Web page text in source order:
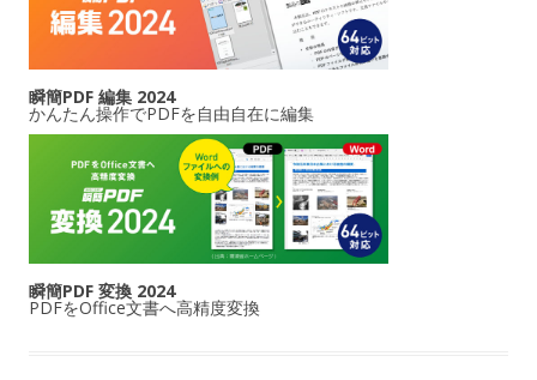
瞬簡PDF 編集 2024
かんたん操作でPDFを自由自在に編集
瞬簡PDF 変換 2024
PDFをOffice文書へ高精度変換